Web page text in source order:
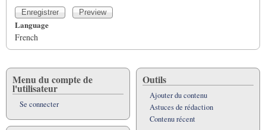
Language
French
Menu du compte de
l'utilisateur
Se connecter
Outils
Ajouter du contenu
Astuces de rédaction
Contenu récent